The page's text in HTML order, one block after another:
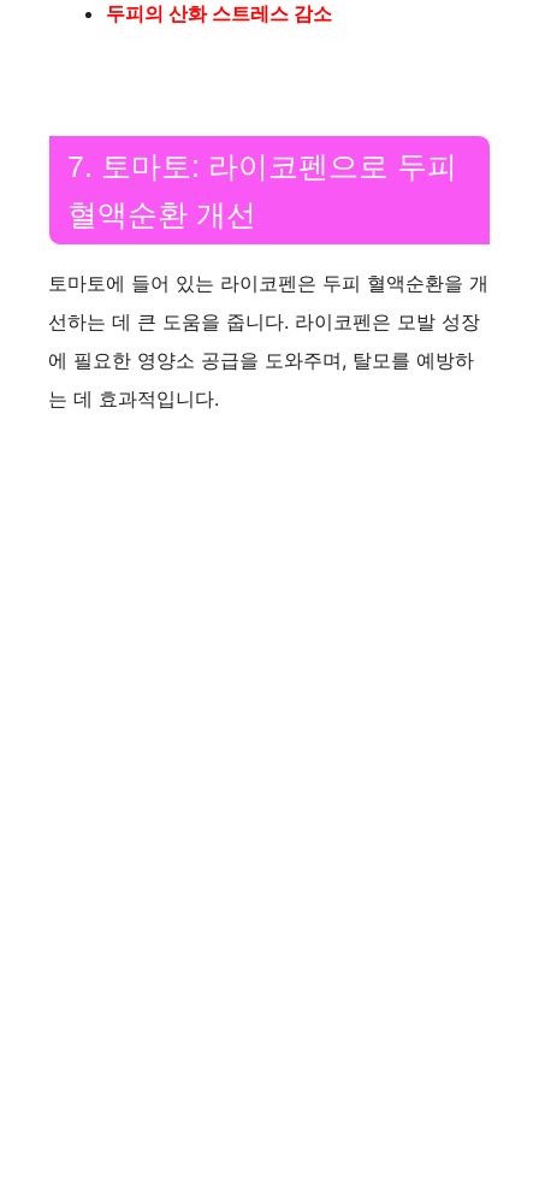
두피의 산화 스트레스 감소
7. 토마토: 라이코펜으로 두피
혈액순환 개선
토마토에 들어 있는 라이코펜은 두피 혈액순환을 개
선하는 데 큰 도움을 줍니다. 라이코펜은 모발 성장
에 필요한 영양소 공급을 도와주며, 탈모를 예방하
는 데 효과적입니다.